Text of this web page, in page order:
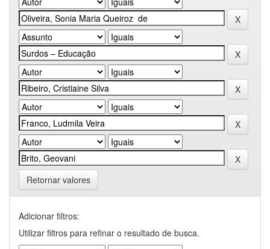
Retornar valores
Adicionar filtros:
Utilizar filtros para refinar o resultado de busca.